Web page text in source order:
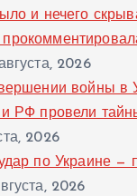
и нечего
2026
войны в
РФ провели
2026
по Украине —
2026